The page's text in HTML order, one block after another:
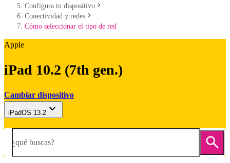
Configura tu dispositivo
Conectividad y redes
Cómo seleccionar el tipo de red
Apple
iPad 10.2 (7th gen.)
Cambiar dispositivo
iPadOS 13.2
¿qué buscas?